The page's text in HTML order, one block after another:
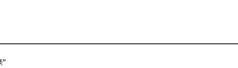
”